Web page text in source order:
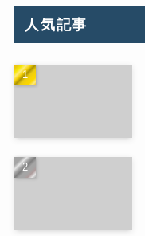
人気記事